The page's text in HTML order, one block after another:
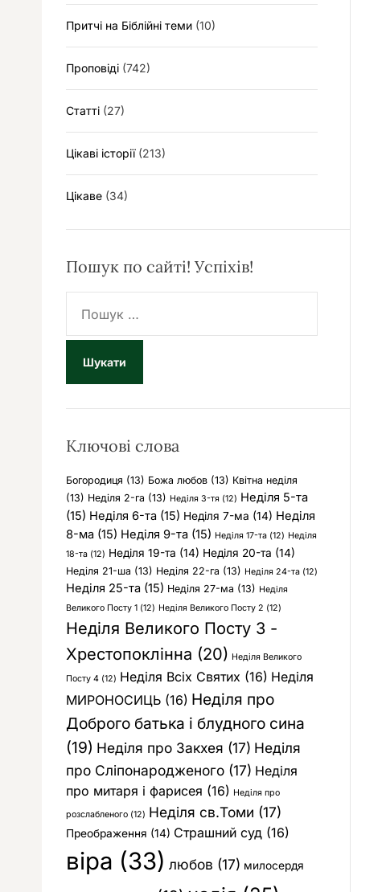
Притчі на Біблійні теми (10)
Проповіді (742)
Статті (27)
Цікаві історії(213)
Цікаве (34)
Пошук по сайті! Успіхів!
ш
к
Ключові слова
Богородиця (13) Божа любов (13) Квітна неділя
(13) Неділя 2-га (13) Неділя 3-тя (12) Неділя 5-та
(15) Неділя 6-та (15) Неділя 7-ма (14) Неділя
8-ма (15) Неділя 9-та (15) Неділя 17-та (12) Неділя
18-та (12) Неділя 19-та (14) Неділя 20-та (14)
Неділя 21-ша (13) Неділя 22-га (13) Неділя 24-та (12)
Неділя 25-та (15) Неділя 27-ма (13) Неділя
Великого Посту 1 (12) Неділя Великого Посту 2 (12)
Неділя Великого Посту 3 -
Хрестопоклінна (20) Неділя Великого
Посту 4 (12) Неділя Всіх Святих (16) Неділя
МИРОНОСИЦЬ (16) Неділя про
Доброго батька і блудного сина
(19) Неділя про Закхея (17) Неділя
про Сліпонародженого (17) Неділя
про митаря і фарисея (16) Неділя про
розслабленого (12) Неділя св.Томи (17)
Преображення (14) Страшний суд (16)
віра (33) любов (17) милосердя